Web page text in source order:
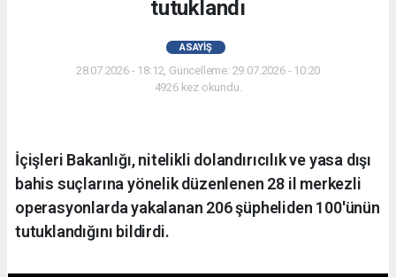
tutuklandı
ASAYIŞ
28.07.2026 - 18:12, Güncelleme: 29.07.2026 - 10:20
4926 kez okundu.
İçişleri Bakanlığı, nitelikli dolandırıcılık ve yasa dışı
bahis suçlarına yönelik düzenlenen 28 il merkezli
operasyonlarda yakalanan 206 şüpheliden 100'ünün
tutuklandığını bildirdi.